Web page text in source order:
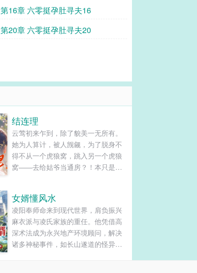
第16章 六零挺孕肚寻夫16
第20章 六零挺孕肚寻夫20
结连理
云莺初来乍到，除了貌美一无所有。
她为人算计，被人觊觎，为了脱身不
得不从一个虎狼窝，跳入另一个虎狼
窝——去给姑爷当通房？！本只是权
正娶，八抬大轿迎回家！诰命？好好
好，当就当呗……...
女婿懂风水
凌阳奉师命来到现代世界，肩负振兴
麻衣派与凌氏家族的重任。他凭借高
深术法成为永兴地产环境顾问，解决
诸多神秘事件，如长山遂道的怪异难